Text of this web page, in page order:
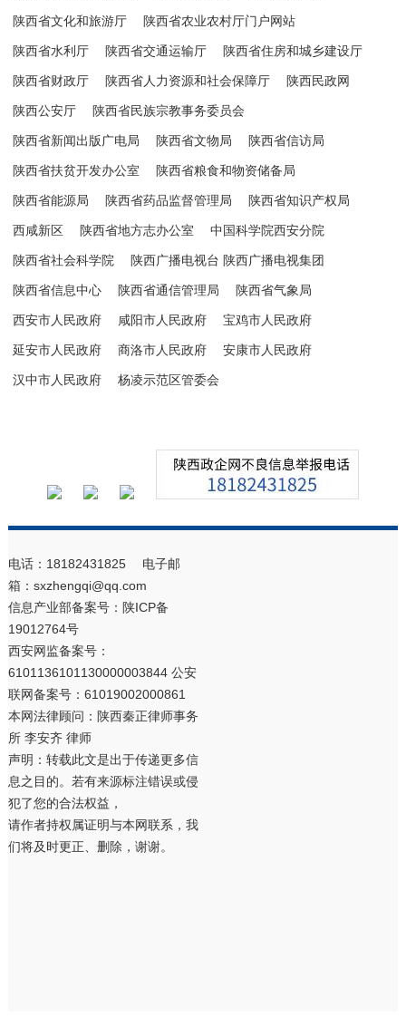
陕西省文化和旅游厅 陕西省农业农村厅门户网站
陕西省水利厅 陕西省交通运输厅 陕西省住房和城乡建设厅
陕西省财政厅 陕西省人力资源和社会保障厅 陕西民政网
陕西公安厅 陕西省民族宗教事务委员会
陕西省新闻出版广电局 陕西省文物局 陕西省信访局
陕西省扶贫开发办公室 陕西省粮食和物资储备局
陕西省能源局 陕西省药品监督管理局 陕西省知识产权局
西咸新区 陕西省地方志办公室 中国科学院西安分院
陕西省社会科学院 陕西广播电视台 陕西广播电视集团
陕西省信息中心 陕西省通信管理局 陕西省气象局
西安市人民政府 咸阳市人民政府 宝鸡市人民政府
延安市人民政府 商洛市人民政府 安康市人民政府
汉中市人民政府 杨凌示范区管委会
电话：18182431825 电子邮
箱：sxzhengqi@qq.com
信息产业部备案号： 陕ICP备
19012764号
西安网监备案号：
6101136101130000003844 公安
联网备案号：61019002000861
本网法律顾问：陕西秦正律师事务
所 李安齐 律师
声明：转载此文是出于传递更多信
息之目的。若有来源标注错误或侵
犯了您的合法权益，
请作者持权属证明与本网联系，我
们将及时更正、删除，谢谢。